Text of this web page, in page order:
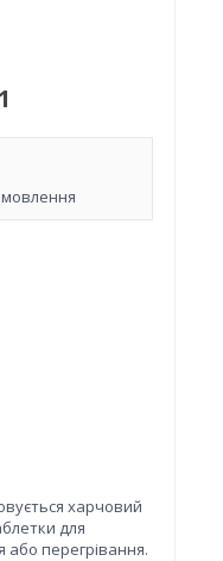
харчовий
для
перегрівання.